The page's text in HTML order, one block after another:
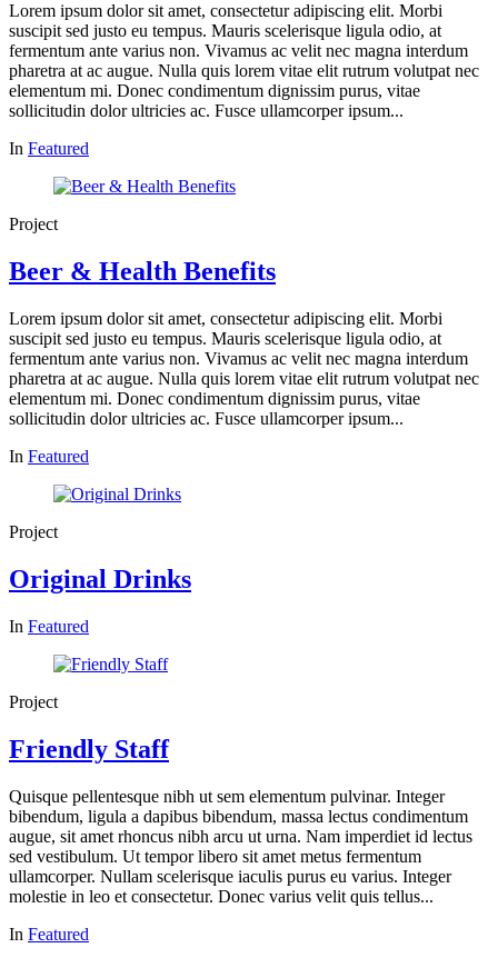
Lorem ipsum dolor sit amet, consectetur adipiscing elit. Morbi
suscipit sed justo eu tempus. Mauris scelerisque ligula odio, at
fermentum ante varius non. Vivamus ac velit nec magna interdum
pharetra at ac augue. Nulla quis lorem vitae elit rutrum volutpat nec
elementum mi. Donec condimentum dignissim purus, vitae
sollicitudin dolor ultricies ac. Fusce ullamcorper ipsum...
In Featured
Project
Beer & Health Benefits
Lorem ipsum dolor sit amet, consectetur adipiscing elit. Morbi
suscipit sed justo eu tempus. Mauris scelerisque ligula odio, at
fermentum ante varius non. Vivamus ac velit nec magna interdum
pharetra at ac augue. Nulla quis lorem vitae elit rutrum volutpat nec
elementum mi. Donec condimentum dignissim purus, vitae
sollicitudin dolor ultricies ac. Fusce ullamcorper ipsum...
In Featured
Project
Original Drinks
In Featured
Project
Friendly Staff
Quisque pellentesque nibh ut sem elementum pulvinar. Integer
bibendum, ligula a dapibus bibendum, massa lectus condimentum
augue, sit amet rhoncus nibh arcu ut urna. Nam imperdiet id lectus
sed vestibulum. Ut tempor libero sit amet metus fermentum
ullamcorper. Nullam scelerisque iaculis purus eu varius. Integer
molestie in leo et consectetur. Donec varius velit quis tellus...
In Featured